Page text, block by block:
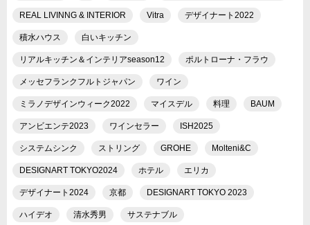
REAL LIVINNG & INTERIOR Vitra デザイナート2022
積水ハウス 白いキッチン
リアルキッチン＆インテリアseason12 ポルトローナ・フラウ
メッセフランクフルトジャパン ワイン
ミラノデザインウィーク2022 マイスデル 料理 BAUM
アンビエンテ2023 ワインセラー ISH2025
システムシンク ストリング GROHE Molteni&C
DESIGNART TOKYO2024 ホテル エリカ
デザイナート2024 京都 DESIGNART TOKYO 2023
ハイデオ 清水秀男 サステナブル